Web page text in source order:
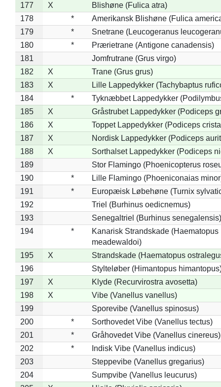
177
X
Blishøne (Fulica atra)
178
*
Amerikansk Blishøne (Fulica
179
*
Snetrane (Leucogeranus
180
*
Prærietrane (Antigone canadensis)
181
Jomfrutrane (Grus virgo)
182
X
Trane (Grus grus)
183
X
Lille Lappedykker (Tachybaptus
184
*
Tyknæbbet Lappedykker
185
X
Gråstrubet Lappedykker (Podiceps
186
X
Toppet Lappedykker (Podiceps
187
X
Nordisk Lappedykker (Podiceps
188
X
Sorthalset Lappedykker (Podiceps
189
Stor Flamingo (Phoenicopterus
190
*
Lille Flamingo (Phoeniconaias
191
*
Europæisk Løbehøne (Turnix
192
Triel (Burhinus oedicnemus)
193
Senegaltriel (Burhinus senegalensis)
194
*
Kanarisk Strandskade (Haematopus
meadewaldoi)
195
X
Strandskade (Haematopus
196
Stylteløber (Himantopus
197
X
Klyde (Recurvirostra avosetta)
198
X
Vibe (Vanellus vanellus)
199
Sporevibe (Vanellus spinosus)
200
*
Sorthovedet Vibe (Vanellus tectus)
201
*
Gråhovedet Vibe (Vanellus cinereus)
202
*
Indisk Vibe (Vanellus indicus)
203
Steppevibe (Vanellus gregarius)
204
Sumpvibe (Vanellus leucurus)